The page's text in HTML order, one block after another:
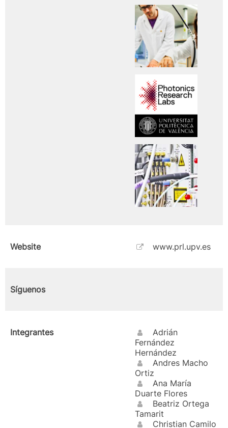
Website www.prl.upv.es
Síguenos
Integrantes
Adrián
Fernández
Hernández
Andres Macho
Ortiz
Ana María
Duarte Flores
Beatriz Ortega
Tamarit
Christian Camilo